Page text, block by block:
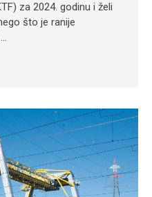
za 2024. godinu i želi
što je ranije